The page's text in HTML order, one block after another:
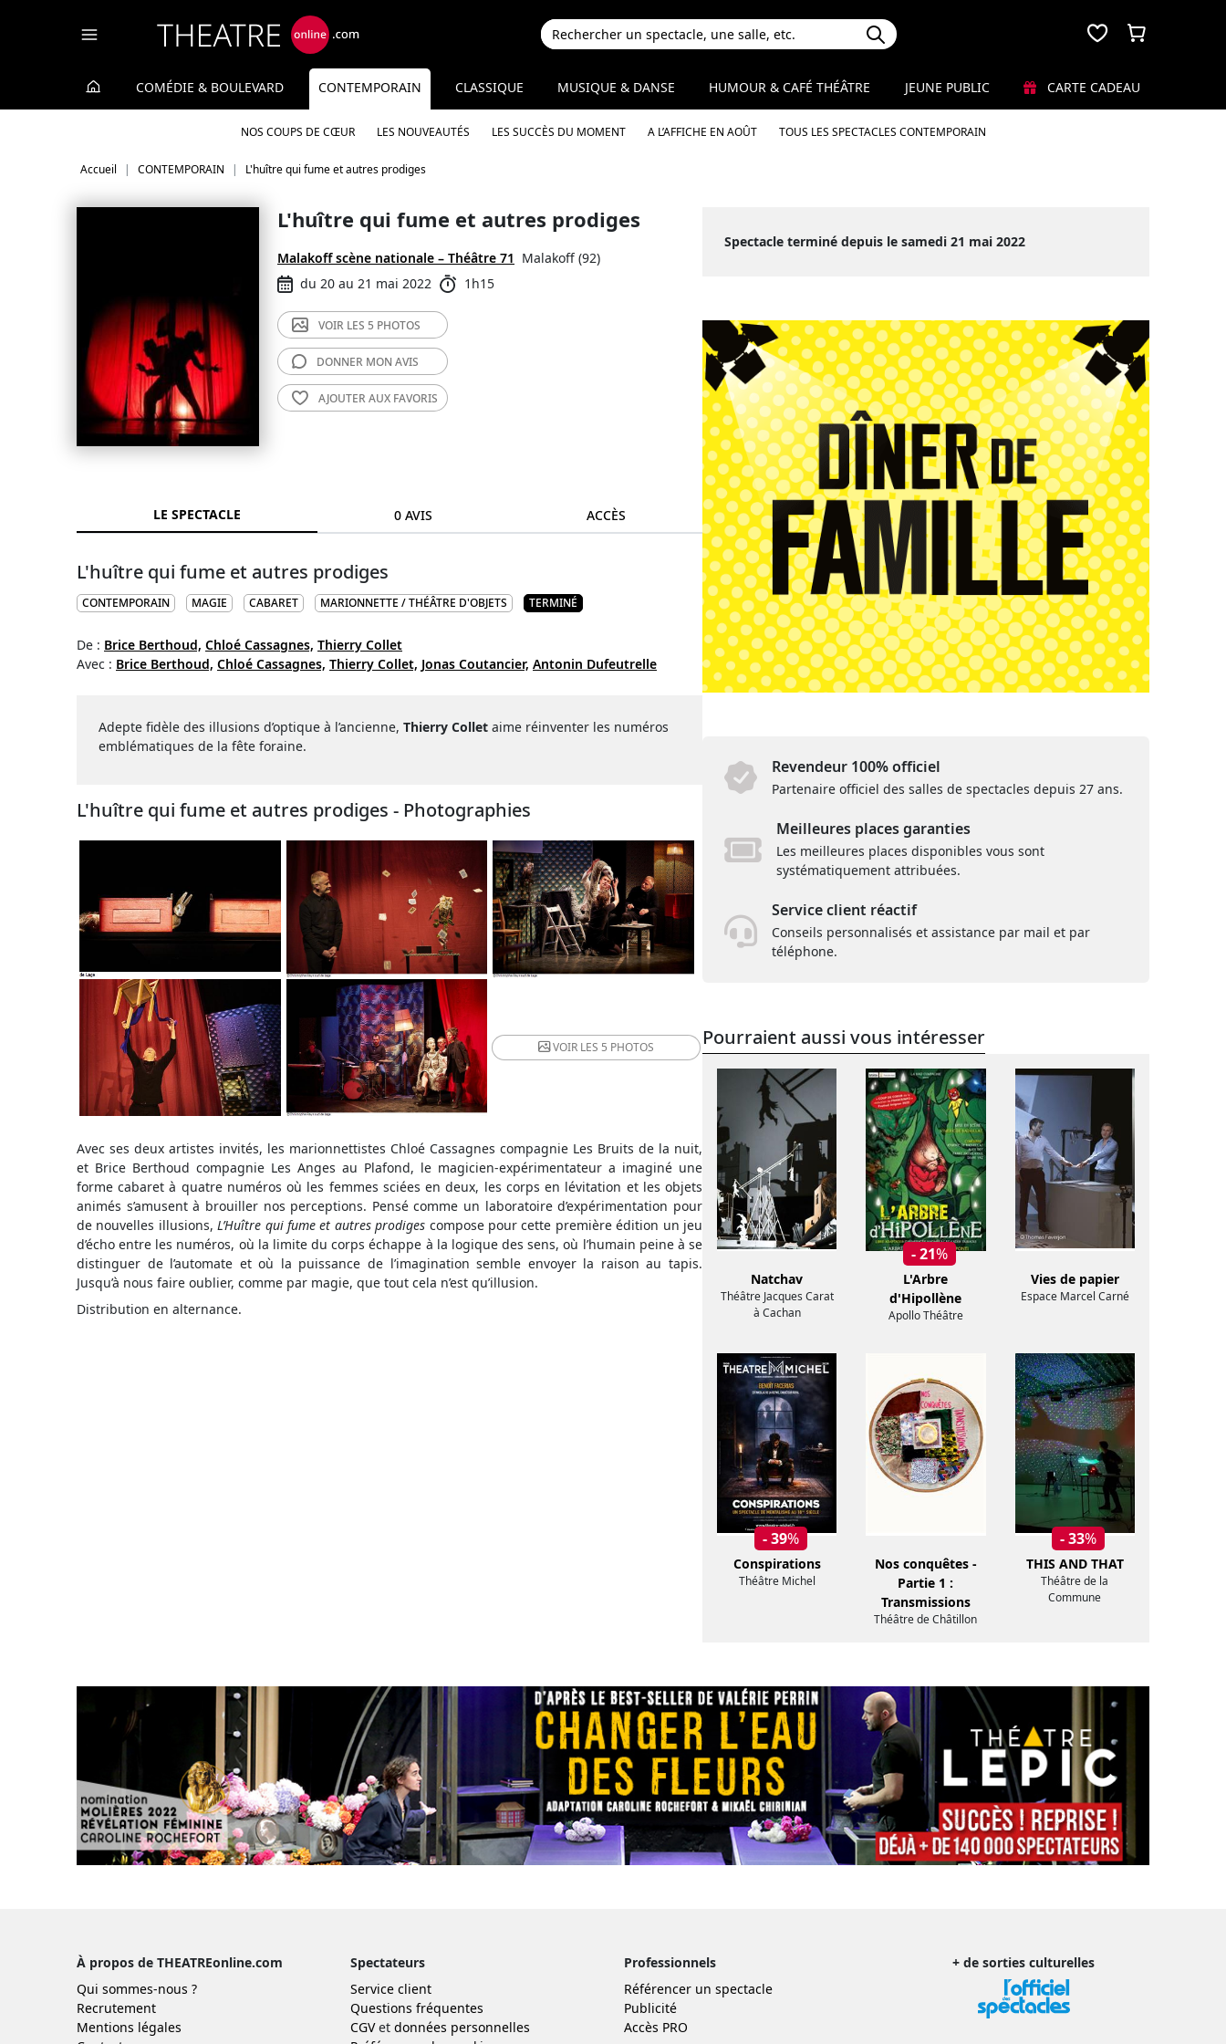
COMÉDIE & BOULEVARD CONTEMPORAIN
NOS COUPS DE CŒUR LES NOUVEAUTÉS LES SUCCÈS DU MOMENT A L’AFFICHE EN AOÛT TOUS LES SPECTACLES CONTEMPORAIN
CLASSIQUE MUSIQUE & DANSE HUMOUR & CAFÉ THÉÂTRE JEUNE PUBLIC CARTE CADEAU
Accueil CONTEMPORAIN L'huître qui fume et autres prodiges
L'huître qui fume et autres prodiges
Malakoff scène nationale – Théâtre 71 Malakoff (92)
du 20 au 21 mai 2022
1h15
VOIR LES 5 PHOTOS
DONNER MON AVIS
AJOUTER AUX FAVORIS
LE SPECTACLE 0 AVIS ACCÈS
L'huître qui fume et autres prodiges
CONTEMPORAIN MAGIE CABARET MARIONNETTE / THÉÂTRE D'OBJETS TERMINÉ
De : Brice Berthoud, Chloé Cassagnes, Thierry Collet
Avec : Brice Berthoud, Chloé Cassagnes, Thierry Collet, Jonas Coutancier, Antonin Dufeutrelle
Adepte fidèle des illusions d’optique à l’ancienne, Thierry Collet aime réinventer les numéros
emblématiques de la fête foraine.
L'huître qui fume et autres prodiges - Photographies
VOIR LES 5 PHOTOS
Avec ses deux artistes invités, les marionnettistes Chloé Cassagnes compagnie Les Bruits de la nuit,
et Brice Berthoud compagnie Les Anges au Plafond, le magicien-expérimentateur a imaginé une
forme cabaret à quatre numéros où les femmes sciées en deux, les corps en lévitation et les objets
animés s’amusent à brouiller nos perceptions. Pensé comme un laboratoire d’expérimentation pour
de nouvelles illusions,L’Huître qui fume et autres prodiges compose pour cette première édition un jeu
d’écho entre les numéros, où la limite du corps échappe à la logique des sens, où l’humain peine à se
distinguer de l’automate et où la puissance de l’imagination semble envoyer la raison au tapis.
Jusqu’à nous faire oublier, comme par magie, que tout cela n’est qu’illusion.
Distribution en alternance.
Spectacle terminé depuis le samedi 21 mai 2022
Revendeur 100% officiel
Partenaire officiel des salles de spectacles depuis 27 ans.
Meilleures places garanties
Les meilleures places disponibles vous sont
systématiquement attribuées.
Service client réactif
Conseils personnalisés et assistance par mail et par
téléphone.
Pourraient aussi vous intéresser
Natchav
Théâtre Jacques Carat
à Cachan
- 21%
L'Arbre
d'Hipollène
Apollo Théâtre
Vies de papier
Espace Marcel Carné
- 39%
Conspirations
Théâtre Michel
Nos conquêtes -
Partie 1 :
Transmissions
Théâtre de Châtillon
- 33%
THIS AND THAT
Théâtre de la
Commune
À propos de THEATREonline.com
Qui sommes-nous ?
Recrutement
Mentions légales
Spectateurs
Service client
Questions fréquentes
CGVet données personnelles
Professionnels
Référencer un spectacle
Publicité
Accès PRO
+ de sorties culturelles